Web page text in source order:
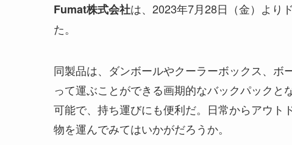
Fumat株式会社は、2023年7月28日（金）より
た。
同製品は、ダンボールやクーラーボックス、
って運ぶことができる画期的なバックパック
可能で、持ち運びにも便利だ。日常からアウ
物を運んでみてはいかがだろうか。